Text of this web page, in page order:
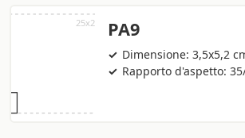
PA9
Dimensione: 3,5x5,2
Rapporto d'aspetto: